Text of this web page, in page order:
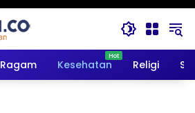
Ragam Kesehatan Religi